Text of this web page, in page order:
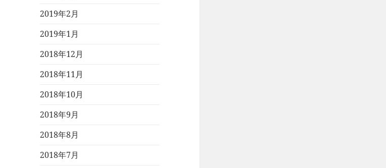
2019年2月
2019年1月
2018年12月
2018年11月
2018年10月
2018年9月
2018年8月
2018年7月